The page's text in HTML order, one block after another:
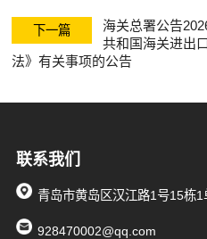
下一篇
海关总署公告
共和国海关进出
法》有关事项的公告
联系我们
青岛市黄岛区汉江路1号15栋1
928470002@qq.com